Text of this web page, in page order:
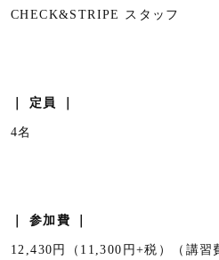
CHECK&STRIPE スタッフ
｜ 定員 ｜
4名
｜ 参加費 ｜
12,430円（11,300円+税）（講習